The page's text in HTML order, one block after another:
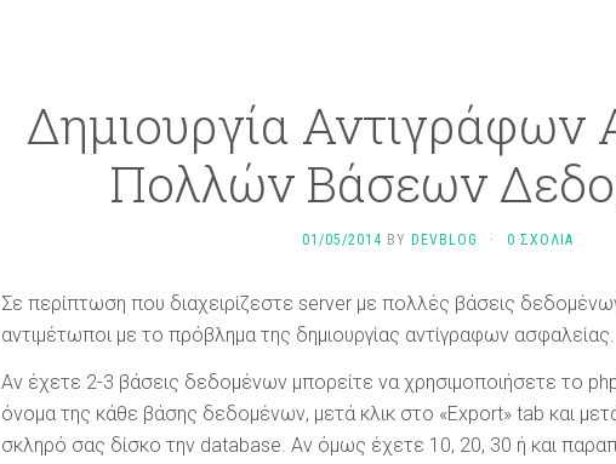
Δημιουργία Αντιγράφων
Πολλών Βάσεων
01/05/2014 BY DEVBLOG · 0 ΣΧΟΛΙΑ
Σε περίπτωση που διαχειρίζεστε server με πολλές βάσεις
αντιμέτωποι με το πρόβλημα της δημιουργίας αντίγραφων ασφαλείας.
Αν έχετε 2-3 βάσεις δεδομένων μπορείτε να χρησιμοποιήσετε το
όνομα της κάθε βάσης δεδομένων, μετά κλικ στο «Export» tab και
σκληρό σας δίσκο την database. Αν όμως έχετε 10, 20, 30 ή και